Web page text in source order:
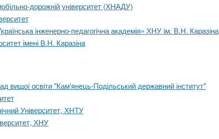
дорожній університет (ХНАДУ)
інженерно-педагогічна академія» ХНУ ім. В.Н. Каразіна
імені В.Н. Каразіна
вищої освіти "Кам'янець-Подільський державний інститут"
Університет, ХНТУ
ХНУ